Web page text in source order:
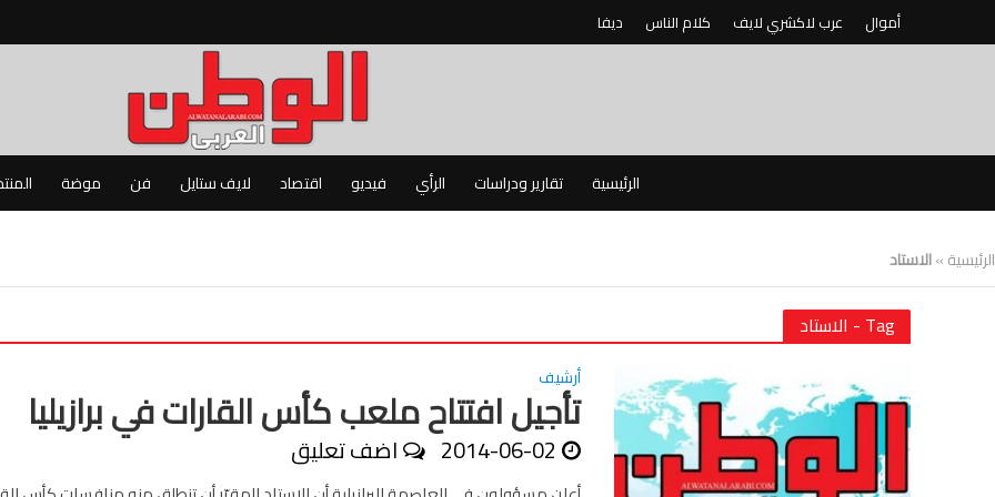
أموال عرب لاكشري لايف كلام الناس ديفا
الرئيسية تقارير ودراسات الرأي فيديو اقتصاد لايف ستايل فن موضة
الرئيسية»الاستاد
Tag - الاستاد
أرشيف
تأجيل افتتاح ملعب كأس القارات في برازيليا
2014-06-02 اضف تعليق